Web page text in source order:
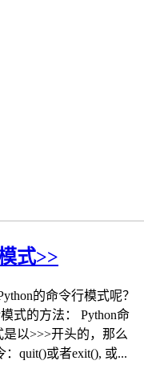
式>>
的命令行模式呢？
式的方法： Python命
以>>>开头的，那么
quit()或者exit(), 或...